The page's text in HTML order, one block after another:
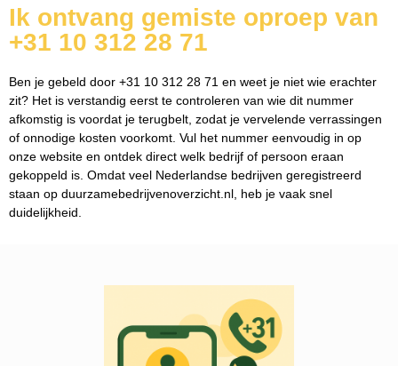
Ik ontvang gemiste oproep van
+31 10 312 28 71
Ben je gebeld door +31 10 312 28 71 en weet je niet wie erachter
zit? Het is verstandig eerst te controleren van wie dit nummer
afkomstig is voordat je terugbelt, zodat je vervelende verrassingen
of onnodige kosten voorkomt. Vul het nummer eenvoudig in op
onze website en ontdek direct welk bedrijf of persoon eraan
gekoppeld is. Omdat veel Nederlandse bedrijven geregistreerd
staan op duurzamebedrijvenoverzicht.nl, heb je vaak snel
duidelijkheid.